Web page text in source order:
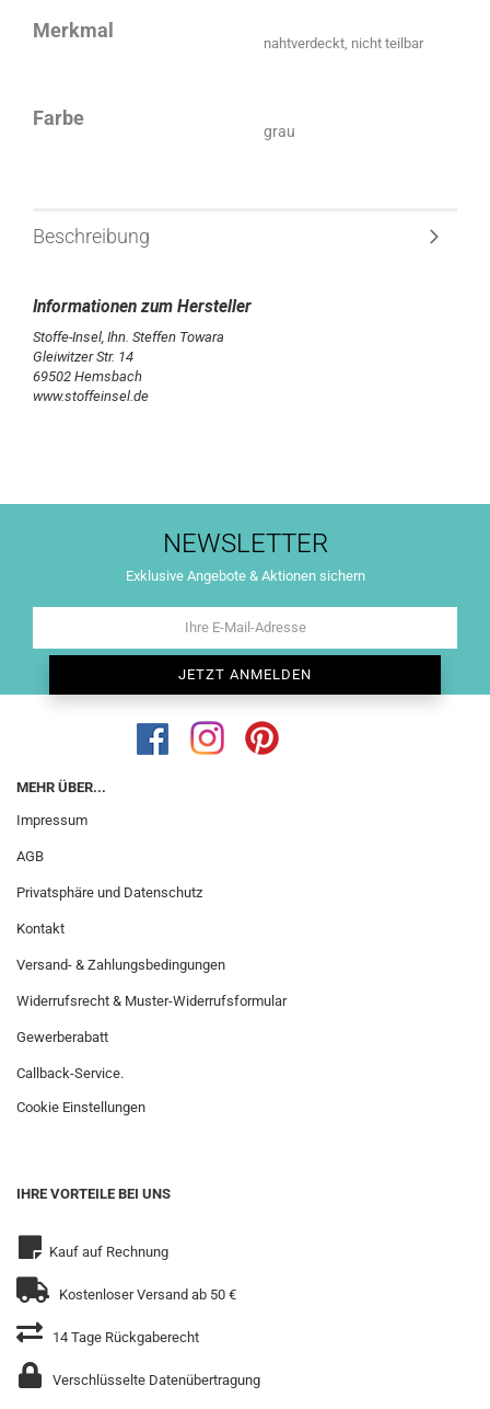
Merkmal
nahtverdeckt, nicht teilbar
Farbe
grau
Beschreibung
Stoffe-Insel, Ihn. Steffen Towara
Gleiwitzer Str. 14
69502 Hemsbach
www.stoffeinsel.de
NEWSLETTER
Exklusive Angebote & Aktionen sichern
MEHR ÜBER...
Impressum
AGB
Privatsphäre und Datenschutz
Kontakt
Versand- & Zahlungsbedingungen
Widerrufsrecht & Muster-Widerrufsformular
Gewerberabatt
Callback-Service.
Cookie Einstellungen
IHRE VORTEILE BEI UNS
Kauf auf Rechnung
Kostenloser Versand ab 50 €
14 Tage Rückgaberecht
Verschlüsselte Datenübertragung